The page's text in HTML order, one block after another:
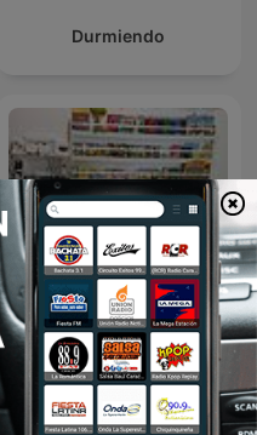
Durmiendo
Psicología infantil.